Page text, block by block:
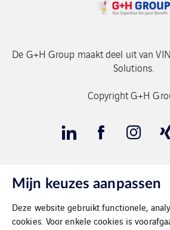
De G+H Group maakt deel uit van
Solutions.
Copyright G+H
Contact
Mijn keuzes aanpassen
Deze website gebruikt functionele,
cookies. Voor enkele cookies is